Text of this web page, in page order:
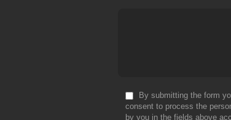
By submitting the form
consent to process the
by you in the fields above